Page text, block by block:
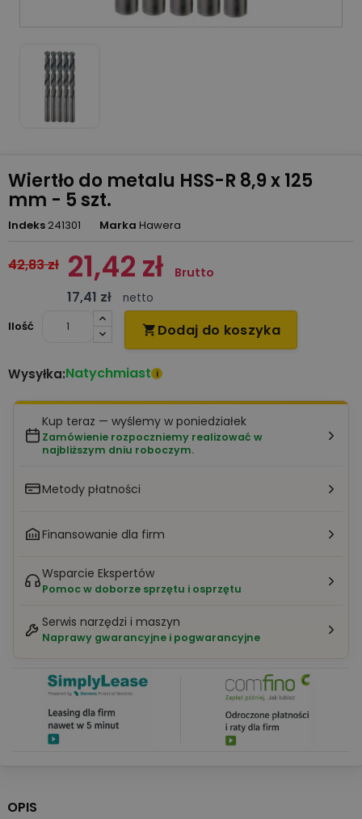
Wiertło do metalu HSS-R 8,9 x 125
mm - 5 szt.
Indeks 241301 Marka Hawera
42,83 zł 21,42 zł Brutto
17,41 zł
netto
Ilość
 Dodaj do koszyka
Wysyłka:Natychmiast i
Kup teraz — wyślemy w poniedziałek
Zamówienie rozpoczniemy realizować w
najbliższym dniu roboczym.
Metody płatności
Finansowanie dla firm
Wsparcie Ekspertów
Pomoc w doborze sprzętu i osprzętu
Serwis narzędzi i maszyn
Naprawy gwarancyjne i pogwarancyjne
OPIS